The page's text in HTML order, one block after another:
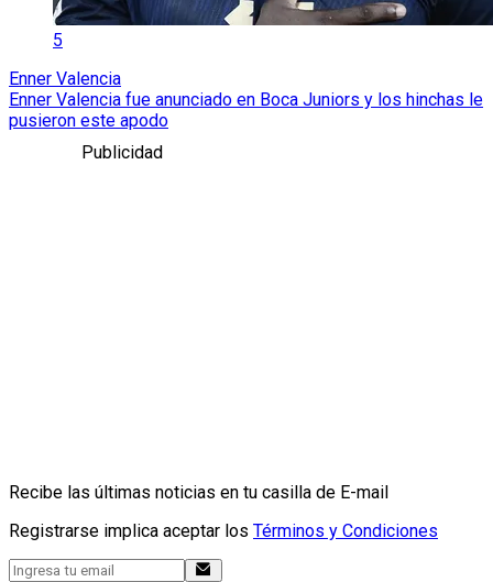
5
Enner Valencia
Enner Valencia fue anunciado en Boca Juniors y los hinchas le
pusieron este apodo
Publicidad
Recibe las últimas noticias en tu casilla de E-mail
Registrarse implica aceptar los Términos y Condiciones